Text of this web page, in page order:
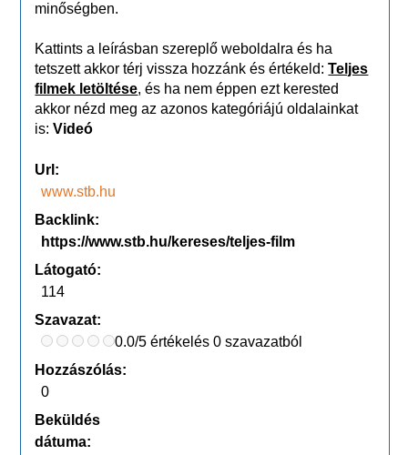
minőségben.
Kattints a leírásban szereplő weboldalra és ha
tetszett akkor térj vissza hozzánk és értékeld:Teljes
filmek letöltése, és ha nem éppen ezt kerested
akkor nézd meg az azonos kategóriájú oldalainkat
is:Videó
Url:
www.stb.hu
Backlink:
https://www.stb.hu/kereses/teljes-film
Látogató:
114
Szavazat:
0.0/5 értékelés 0 szavazatból
Hozzászólás:
0
Beküldés
dátuma: